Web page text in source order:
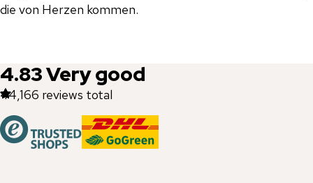
die von Herzen kommen.
4.83Very good
44,166 reviews total